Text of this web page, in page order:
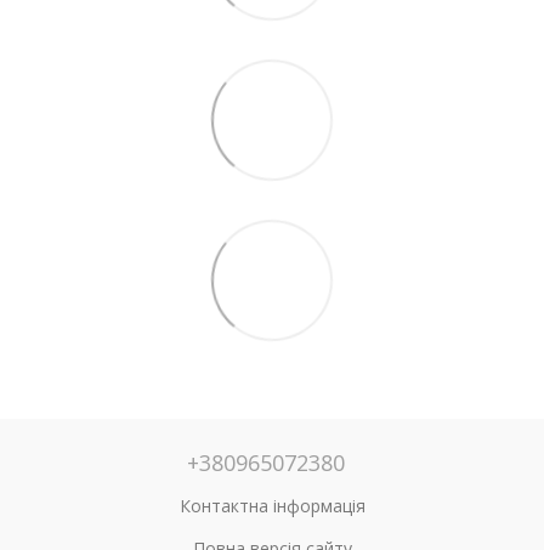
+380965072380
Контактна інформація